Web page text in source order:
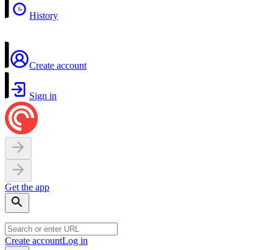
History
Create account
Sign in
Get the app
Create accountLog in